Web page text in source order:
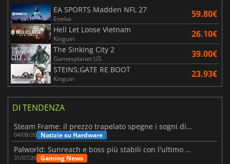
EA SPORTS Madden NFL 27
Eneba 59.80€
Hell Let Loose Vietnam
Kinguin 26.10€
The Sinking City 2
Gamesplanet US 39.00€
STEINS;GATE RE BOOT
Kinguin 23.93€
DI TENDENZA
Steam Frame: il prezzo trapelato spegne i sogni di un VR economico
04/08/26 Notizie su Hardware
Palworld: Sunreach e boss più stabili con l'ultimo update
31/07/26 Gaming News